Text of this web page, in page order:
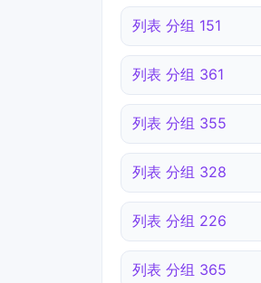
列表 分组 151
列表 分组 361
列表 分组 355
列表 分组 328
列表 分组 226
列表 分组 365